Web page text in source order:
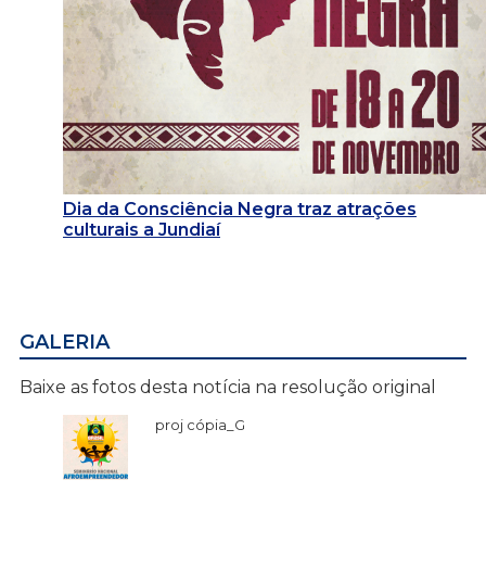
Dia da Consciência Negra traz atrações
culturais a Jundiaí
GALERIA
Baixe as fotos desta notícia na resolução original
proj cópia_G